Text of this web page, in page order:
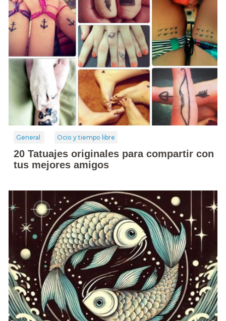
General Ocio y tiempo libre
20 Tatuajes originales para compartir con
tus mejores amigos